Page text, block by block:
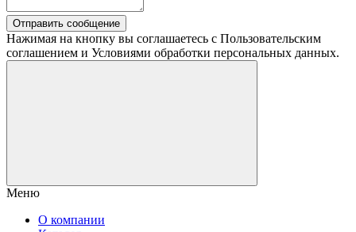
Отправить сообщение
Нажимая на кнопку вы соглашаетесь с Пользовательским
соглашением и Условиями обработки персональных данных.
Меню
О компании